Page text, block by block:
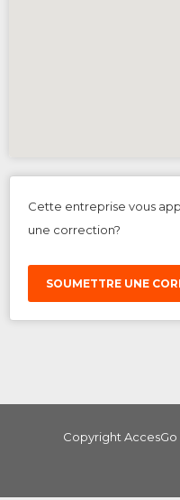
Cette entreprise vous
une correction?
SOUMETTRE UNE
Copyright